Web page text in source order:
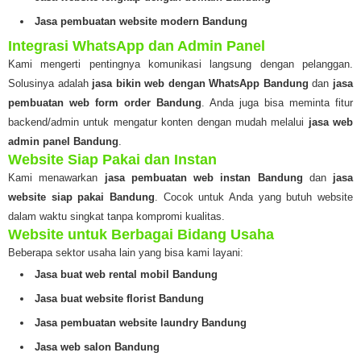
Jasa pembuatan website modern Bandung
Integrasi WhatsApp dan Admin Panel
Kami mengerti pentingnya komunikasi langsung dengan pelanggan.
Solusinya adalah jasa bikin web dengan WhatsApp Bandung dan jasa
pembuatan web form order Bandung. Anda juga bisa meminta fitur
backend/admin untuk mengatur konten dengan mudah melalui jasa web
admin panel Bandung.
Website Siap Pakai dan Instan
Kami menawarkan jasa pembuatan web instan Bandung dan jasa
website siap pakai Bandung. Cocok untuk Anda yang butuh website
dalam waktu singkat tanpa kompromi kualitas.
Website untuk Berbagai Bidang Usaha
Beberapa sektor usaha lain yang bisa kami layani:
Jasa buat web rental mobil Bandung
Jasa buat website florist Bandung
Jasa pembuatan website laundry Bandung
Jasa web salon Bandung